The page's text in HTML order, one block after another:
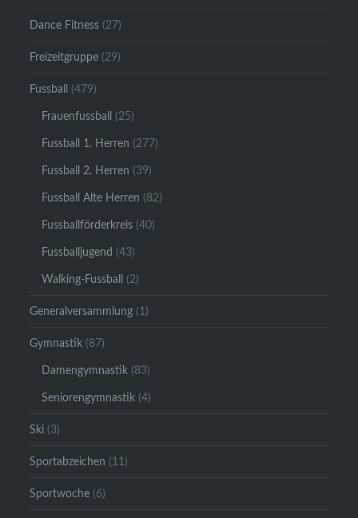
Dance Fitness (27)
Freizeitgruppe (29)
Fussball (479)
Frauenfussball (25)
Fussball 1. Herren (277)
Fussball 2. Herren (39)
Fussball Alte Herren (82)
Fussballförderkreis (40)
Fussballjugend (43)
Walking-Fussball (2)
Generalversammlung (1)
Gymnastik (87)
Damengymnastik (83)
Seniorengymnastik (4)
Ski (3)
Sportabzeichen (11)
Sportwoche (6)